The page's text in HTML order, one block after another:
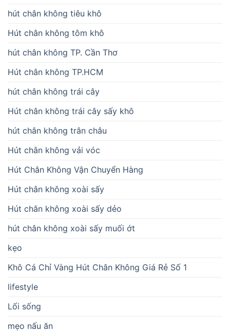
hút chân không tiêu khô
Hút chân không tôm khô
hút chân không TP. Cần Thơ
Hút chân không TP.HCM
hút chân không trái cây
Hút chân không trái cây sấy khô
hút chân không trân châu
Hút chân không vải vóc
Hút Chân Không Vận Chuyển Hàng
Hút chân không xoài sấy
Hút chân không xoài sấy dẻo
hút chân không xoài sấy muối ớt
kẹo
Khô Cá Chỉ Vàng Hút Chân Không Giá Rẻ Số 1
lifestyle
Lối sống
mẹo nấu ăn